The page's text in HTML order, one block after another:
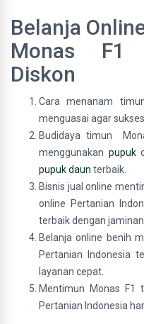
Belanja
Monas F1
Diskon
Cara menanam
menguasai agar
Budidaya timun
menggunakan pupuk
pupuk daun terbaik.
Bisnis jual online
online Pertanian
terbaik dengan
Belanja online benih
Pertanian Indonesia
layanan cepat.
Mentimun Monas F1
Pertanian Indonesia